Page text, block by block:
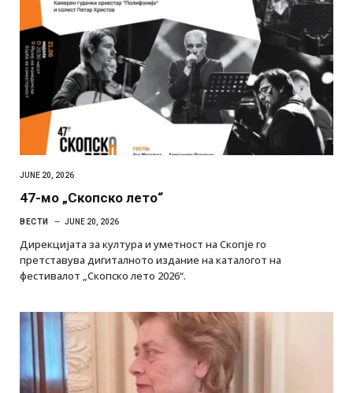
JUNE 20, 2026
47-мо „Скопско лето“
ВЕСТИ JUNE 20, 2026
Дирекцијата за култура и уметност на Скопје го
претставува дигиталното издание на каталогот на
фестивалот „Скопско лето 2026“.